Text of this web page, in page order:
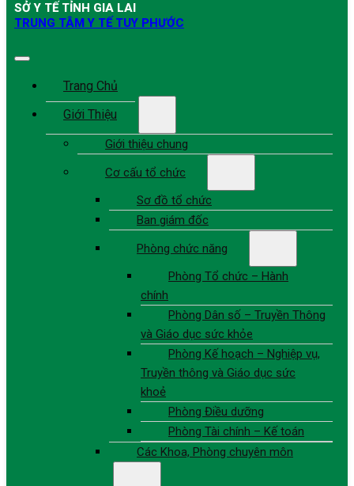
SỞ Y TẾ TỈNH GIA LAI
TRUNG TÂM Y TẾ TUY PHƯỚC
Trang Chủ
Giới Thiệu
Giới thiệu chung
Cơ cấu tổ chức
Sơ đồ tổ chức
Ban giám đốc
Phòng chức năng
Phòng Tổ chức – Hành
chính
Phòng Dân số – Truyền Thông
và Giáo dục sức khỏe
Phòng Kế hoạch – Nghiệp vụ,
Truyền thông và Giáo dục sức
khoẻ
Phòng Điều dưỡng
Phòng Tài chính – Kế toán
Các Khoa, Phòng chuyên môn